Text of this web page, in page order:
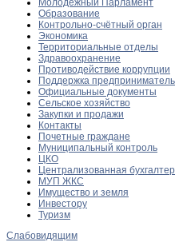
Молодежный Парламент
Образование
Контрольно-счётный орган
Экономика
Территориальные отделы
Здравоохранение
Противодействие коррупции
Поддержка
Официальные документы
Сельское хозяйство
Закупки и продажи
Контакты
Почетные граждане
Муниципальный контроль
ЦКО
Централизованная
МУП ЖКС
Имущество и земля
Инвестору
Туризм
Слабовидящим